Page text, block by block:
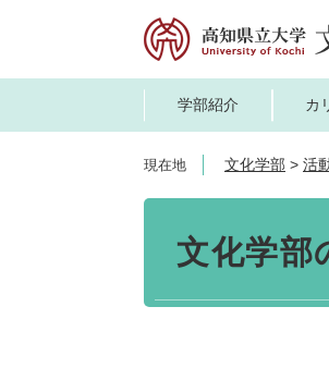
学部紹介 カ
現在地 文化学部 > 活
文化学部